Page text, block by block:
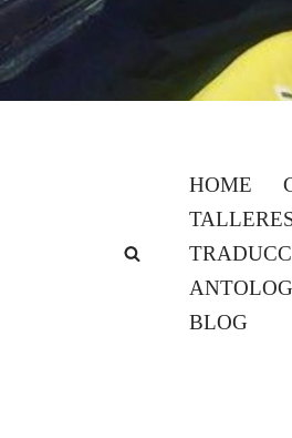
Saltar
contenido
HOME
BLOG